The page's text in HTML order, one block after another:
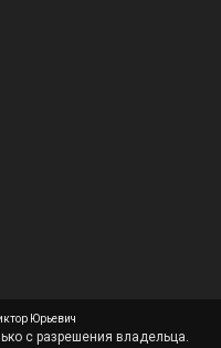
Юрьевич
с разрешения владельца.